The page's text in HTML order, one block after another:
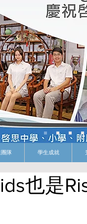
隊 學生成就
也是